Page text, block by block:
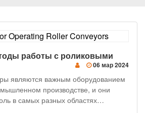
работы с роликовыми
06 мар 2024
являются важным оборудованием
производстве, и они
в самых разных областях